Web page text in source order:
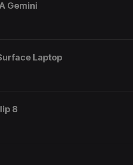
Gemini
Laptop
8